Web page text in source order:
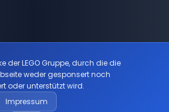
der LEGO Gruppe, durch die die
weder gesponsert noch
oder unterstützt wird.
Impressum